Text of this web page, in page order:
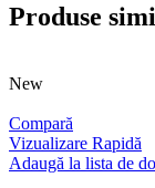
Produse
New
Compară
Vizualizare Rapidă
Adaugă la lista de